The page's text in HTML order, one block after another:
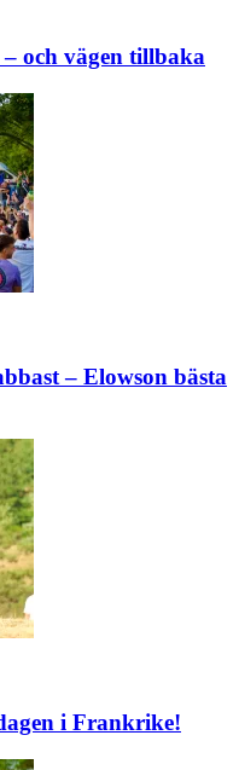
– och vägen tillbaka
– Elowson bästa
i Frankrike!